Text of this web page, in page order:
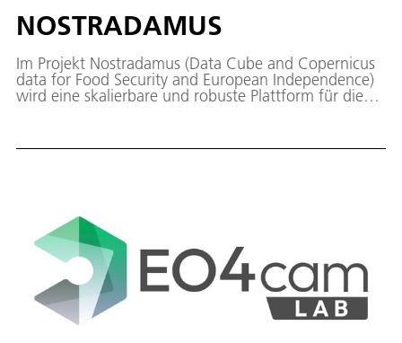
NOSTRADAMUS
Im Projekt Nostradamus (Data Cube and Copernicus
data for Food Security and European Independence)
wird eine skalierbare und robuste Plattform für die
landwirtschaftlicher Anwendungen entworfen,